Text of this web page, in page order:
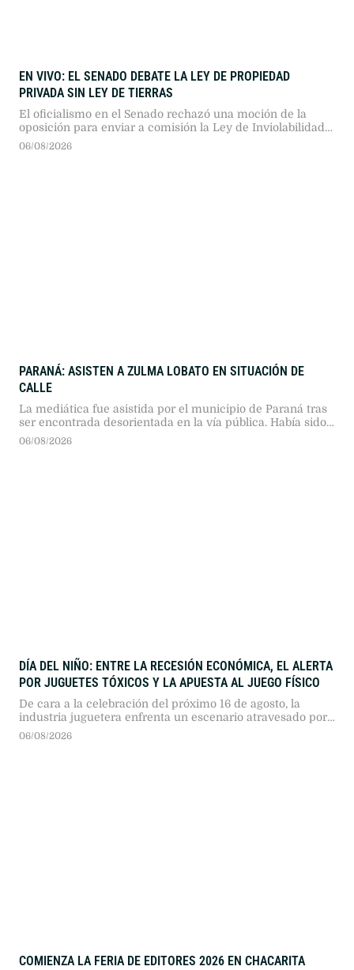
EN VIVO: EL SENADO DEBATE LA LEY DE PROPIEDAD
PRIVADA SIN LEY DE TIERRAS
El oficialismo en el Senado rechazó una moción de la
oposición para enviar a comisión la Ley de Inviolabilidad
de la Propiedad Privada. Con 38 votos a favor, La Libertad
06/08/2026
PARANÁ: ASISTEN A ZULMA LOBATO EN SITUACIÓN DE
CALLE
La mediática fue asistida por el municipio de Paraná tras
ser encontrada desorientada en la vía pública. Había sido
desalojada de su vivienda en Buenos Aires un mes atrás y
06/08/2026
DÍA DEL NIÑO: ENTRE LA RECESIÓN ECONÓMICA, EL ALERTA
POR JUGUETES TÓXICOS Y LA APUESTA AL JUEGO FÍSICO
De cara a la celebración del próximo 16 de agosto, la
industria juguetera enfrenta un escenario atravesado por
el menor consumo y la caída sostenida de la natalidad.
06/08/2026
COMIENZA LA FERIA DE EDITORES 2026 EN CHACARITA